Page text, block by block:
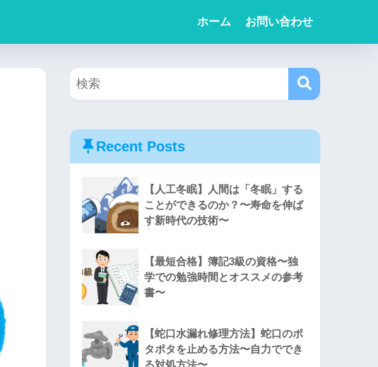
ホーム お問い合わせ
Recent Posts
【人工冬眠】人間は「冬眠」する
ことができるのか？〜寿命を伸ば
す新時代の技術〜
【最短合格】簿記3級の資格〜独
学での勉強時間とオススメの参考
書〜
【蛇口水漏れ修理方法】蛇口のポ
タポタを止める方法〜自力ででき